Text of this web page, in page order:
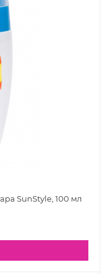
SunStyle, 100 мл